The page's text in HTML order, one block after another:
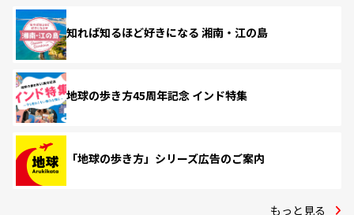
知れば知るほど好きになる 湘南・江の島
地球の歩き方45周年記念 インド特集
「地球の歩き方」シリーズ広告のご案内
もっと見る